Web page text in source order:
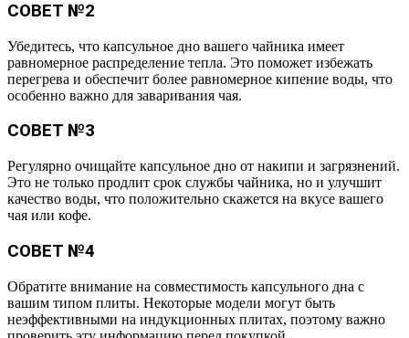
СОВЕТ №2
Убедитесь, что капсульное дно вашего чайника имеет
равномерное распределение тепла. Это поможет избежать
перегрева и обеспечит более равномерное кипение воды, что
особенно важно для заваривания чая.
СОВЕТ №3
Регулярно очищайте капсульное дно от накипи и загрязнений.
Это не только продлит срок службы чайника, но и улучшит
качество воды, что положительно скажется на вкусе вашего
чая или кофе.
СОВЕТ №4
Обратите внимание на совместимость капсульного дна с
вашим типом плиты. Некоторые модели могут быть
неэффективными на индукционных плитах, поэтому важно